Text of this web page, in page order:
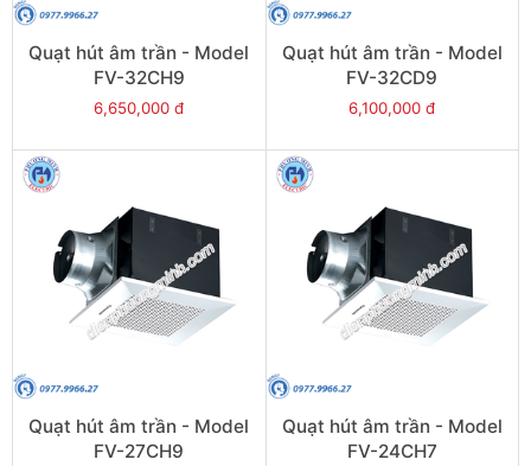
Quạt hút âm trần - Model
FV-32CH9
6,650,000 đ
Quạt hút âm trần - Model
FV-32CD9
6,100,000 đ
Quạt hút âm trần - Model
FV-27CH9
Quạt hút âm trần - Model
FV-24CH7